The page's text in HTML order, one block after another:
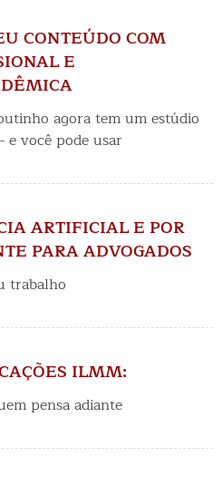
FIGUEIREDO
Luiz Mário Moutinho
CONTEÚDO COM
E
agora tem um estúdio
você pode usar
ARTIFICIAL E POR
PARA ADVOGADOS
trabalho
ILMM:
pensa adiante